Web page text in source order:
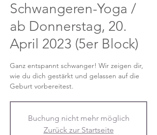
Schwangeren-Yoga /
ab Donnerstag, 20.
April 2023 (5er Block)
Ganz entspannt schwanger! Wir zeigen dir,
wie du dich gestärkt und gelassen auf die
Geburt vorbereitest.
Buchung nicht mehr möglich
Zurück zur Startseite